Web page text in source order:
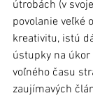
útrobách (v
povolanie veľké
kreativitu, istú
ústupky na úkor
voľného času
zaujímavých